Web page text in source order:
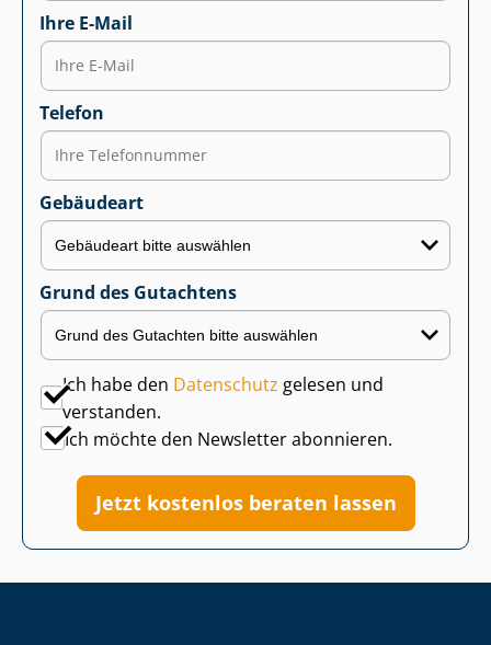
Ihre E-Mail
Telefon
Gebäudeart
Grund des Gutachtens
Ich habe den Datenschutz gelesen und
verstanden.
Ich möchte den Newsletter abonnieren.
Jetzt kostenlos beraten lassen